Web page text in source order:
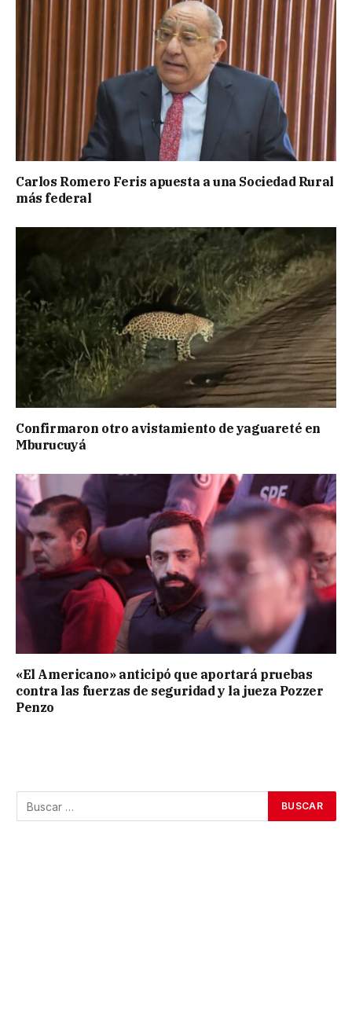
Carlos Romero Feris apuesta a una Sociedad Rural
más federal
Confirmaron otro avistamiento de yaguareté en
Mburucuyá
«El Americano» anticipó que aportará pruebas
contra las fuerzas de seguridad y la jueza Pozzer
Penzo